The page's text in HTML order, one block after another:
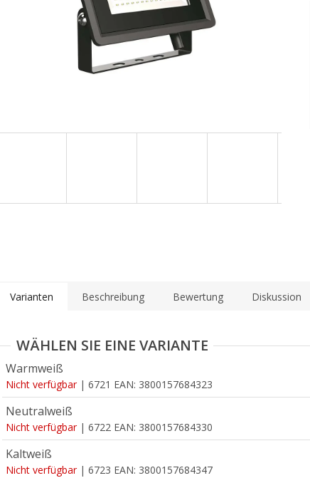
Varianten Beschreibung Bewertung Diskussion
Warmweiß
Nicht verfügbar | 6721 EAN: 3800157684323
Neutralweiß
Nicht verfügbar | 6722 EAN: 3800157684330
Kaltweiß
Nicht verfügbar | 6723 EAN: 3800157684347